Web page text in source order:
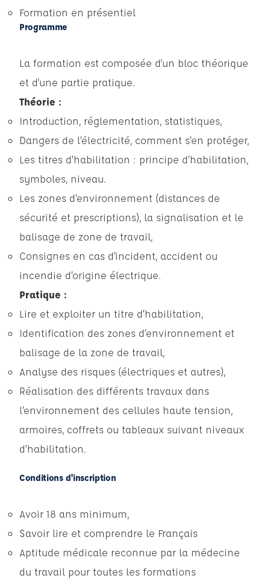
Formation en présentiel
Programme
La formation est composée d'un bloc théorique
et d'une partie pratique.
Théorie :
Introduction, réglementation, statistiques,
Dangers de l’électricité, comment s’en protéger,
Les titres d’habilitation : principe d’habilitation,
symboles, niveau.
Les zones d’environnement (distances de
sécurité et prescriptions), la signalisation et le
balisage de zone de travail,
Consignes en cas d’incident, accident ou
incendie d’origine électrique.
Pratique :
Lire et exploiter un titre d’habilitation,
Identification des zones d’environnement et
balisage de la zone de travail,
Analyse des risques (électriques et autres),
Réalisation des différents travaux dans
l’environnement des cellules haute tension,
armoires, coffrets ou tableaux suivant niveaux
d’habilitation.
Conditions d'inscription
Avoir 18 ans minimum,
Savoir lire et comprendre le Français
Aptitude médicale reconnue par la médecine
du travail pour toutes les formations